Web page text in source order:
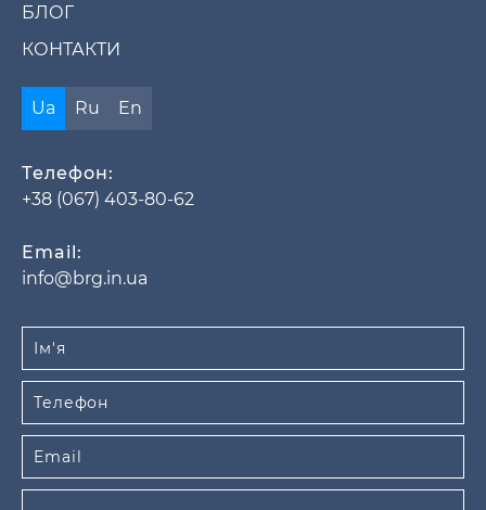
БЛОГ
КОНТАКТИ
Ua Ru En
Телефон:
+38 (067) 403-80-62
Email:
info@brg.in.ua